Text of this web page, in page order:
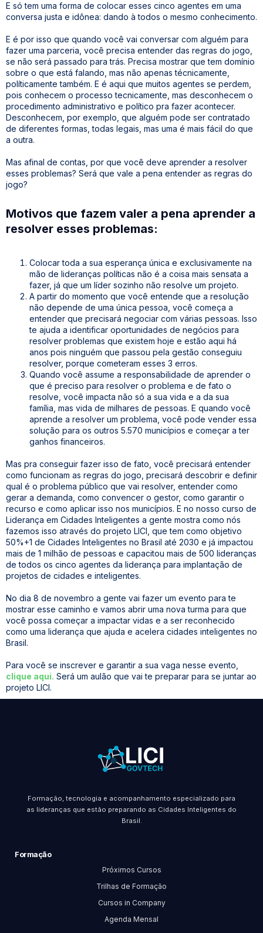
E só tem uma forma de colocar esses cinco agentes em uma
conversa justa e idônea: dando à todos o mesmo conhecimento.
E é por isso que quando você vai conversar com alguém para
fazer uma parceria, você precisa entender das regras do jogo,
se não será passado para trás. Precisa mostrar que tem domínio
sobre o que está falando, mas não apenas técnicamente,
políticamente também. E é aqui que muitos agentes se perdem,
pois conhecem o processo tecnicamente, mas desconhecem o
procedimento administrativo e político pra fazer acontecer.
Desconhecem, por exemplo, que alguém pode ser contratado
de diferentes formas, todas legais, mas uma é mais fácil do que
a outra.
Mas afinal de contas, por que você deve aprender a resolver
esses problemas? Será que vale a pena entender as regras do
jogo?
Motivos que fazem valer a pena aprender a
resolver esses problemas:
Colocar toda a sua esperança única e exclusivamente na
mão de lideranças políticas não é a coisa mais sensata a
fazer, já que um líder sozinho não resolve um projeto.
A partir do momento que você entende que a resolução
não depende de uma única pessoa, você começa a
entender que precisará negociar com várias pessoas. Isso
te ajuda a identificar oportunidades de negócios para
resolver problemas que existem hoje e estão aqui há
anos pois ninguém que passou pela gestão conseguiu
resolver, porque cometeram esses 3 erros.
Quando você assume a responsabilidade de aprender o
que é preciso para resolver o problema e de fato o
resolve, você impacta não só a sua vida e a da sua
família, mas vida de milhares de pessoas. E quando você
aprende a resolver um problema, você pode vender essa
solução para os outros 5.570 municípios e começar a ter
ganhos financeiros.
Mas pra conseguir fazer isso de fato, você precisará entender
como funcionam as regras do jogo, precisará descobrir e definir
qual é o problema público que vai resolver, entender como
gerar a demanda, como convencer o gestor, como garantir o
recurso e como aplicar isso nos municípios. E no nosso curso de
Liderança em Cidades Inteligentes a gente mostra como nós
fazemos isso através do projeto LICI, que tem como objetivo
50%+1 de Cidades Inteligentes no Brasil até 2030 e já impactou
mais de 1 milhão de pessoas e capacitou mais de 500 lideranças
de todos os cinco agentes da liderança para implantação de
projetos de cidades e inteligentes.
No dia 8 de novembro a gente vai fazer um evento para te
mostrar esse caminho e vamos abrir uma nova turma para que
você possa começar a impactar vidas e a ser reconhecido
como uma liderança que ajuda e acelera cidades inteligentes no
Brasil.
Para você se inscrever e garantir a sua vaga nesse evento,
clique aqui. Será um aulão que vai te preparar para se juntar ao
projeto LICI.
Formação, tecnologia e acompanhamento especializado para
as lideranças que estão preparando as Cidades Inteligentes do
Brasil.
Formação
Próximos Cursos
Trilhas de Formação
Cursos in Company
Agenda Mensal